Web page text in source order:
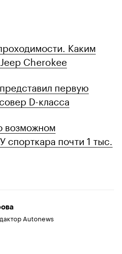
Каким
Cherokee
первую
D-класса
возможном
спорткара почти 1 тыс.
Autonews